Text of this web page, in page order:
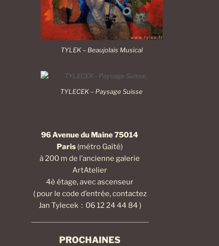
TYLEK – Beaujolais Musical
TYLECEK – Paysage Suisse
96 Avenue du Maine 75014
Paris (métro Gaîté)
à 200 m de l’ancienne galerie
ArtAtelier
4è étage, avec ascenseur
( pour le code d’entrée, contactez
Jan Tylecek : 06 12 24 44 84 )
PROCHAINES